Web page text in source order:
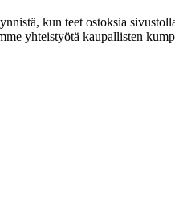
kun teet ostoksia
yhteistyötä kaupallisten